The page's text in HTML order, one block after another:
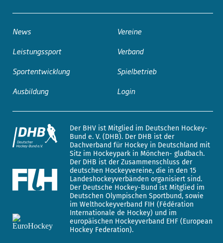
News
Leistungssport
Sportentwicklung
Ausbildung
Vereine
Verband
Spielbetrieb
Login
Der BHV ist Mitglied im Deutschen Hockey-
Bund e. V. (DHB). Der DHB ist der
Dachverband für Hockey in Deutschland mit
Sitz im Hockeypark in Mönchen- gladbach.
Der DHB ist der Zusammenschluss der
deutschen Hockeyvereine, die in den 15
Landeshockeyverbänden organisiert sind.
Der Deutsche Hockey-Bund ist Mitglied im
Deutschen Olympischen Sportbund, sowie
im Welthockeyverband FIH (Fédération
Internationale de Hockey) und im
europäischen Hockeyverband EHF (European
Hockey Federation).